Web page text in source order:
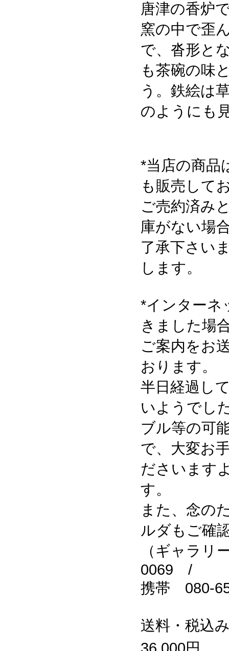
唐津の香炉
窯の中で歪
で、沓形と
も茶碗の味
う。鉄絵は
のようにも
*当店の商品
も販売して
ご売約済み
庫がない場
了承下さい
します。
*インターネ
きました場
ご案内をお
おります。
半日経過し
いようでし
ブル等の可
で、大変お
ださいます
す。
また、念の
ルダもご確
（ギャラ
0069 /
携帯 080-
送料・税込